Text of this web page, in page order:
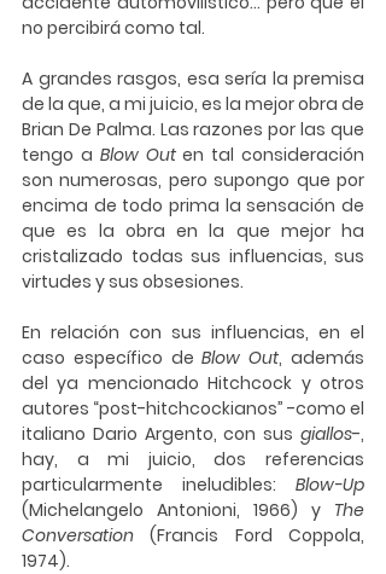
no percibirá como tal.
A grandes rasgos, esa sería la premisa
de la que, a mi juicio, es la mejor obra de
Brian De Palma. Las razones por las que
tengo a Blow Out en tal consideración
son numerosas, pero supongo que por
encima de todo prima la sensación de
que es la obra en la que mejor ha
cristalizado todas sus influencias, sus
virtudes y sus obsesiones.
En relación con sus influencias, en el
caso específico de Blow Out, además
del ya mencionado Hitchcock y otros
autores “post-hitchcockianos” -como el
italiano Dario Argento, con sus giallos-,
hay, a mi juicio, dos referencias
particularmente ineludibles: Blow-Up
(Michelangelo Antonioni, 1966) y The
Conversation (Francis Ford Coppola,
1974).